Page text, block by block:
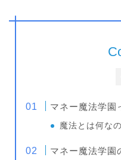
マネー魔法学園
魔法とは何な
マネー魔法学園